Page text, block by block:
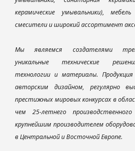
керамические умывальники),
смесители и широкий ассортимент
Мы являемся создателями
уникальные технические
технологии и материалы. Продукция
авторским дизайном, регулярно
престижных мировых конкурсах в
чем 25-летнего
крупнейшим производителем
в Центральной и Восточной Европе.